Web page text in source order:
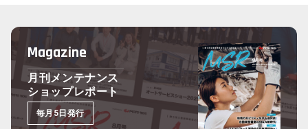
Magazine
月刊メンテナンス
ショップレポート
毎月5日発行